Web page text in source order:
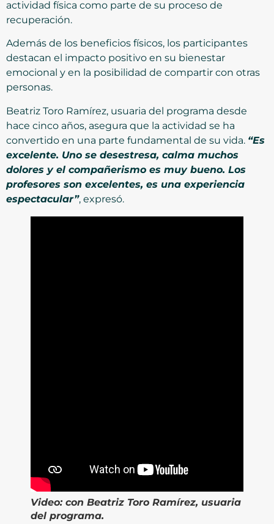
actividad física como parte de su proceso de
recuperación.
Además de los beneficios físicos, los participantes
destacan el impacto positivo en su bienestar
emocional y en la posibilidad de compartir con otras
personas.
Beatriz Toro Ramírez, usuaria del programa desde
hace cinco años, asegura que la actividad se ha
convertido en una parte fundamental de su vida. “Es
excelente. Uno se desestresa, calma muchos
dolores y el compañerismo es muy bueno. Los
profesores son excelentes, es una experiencia
espectacular”, expresó.
Video:con Beatriz Toro Ramírez, usuaria
del programa.